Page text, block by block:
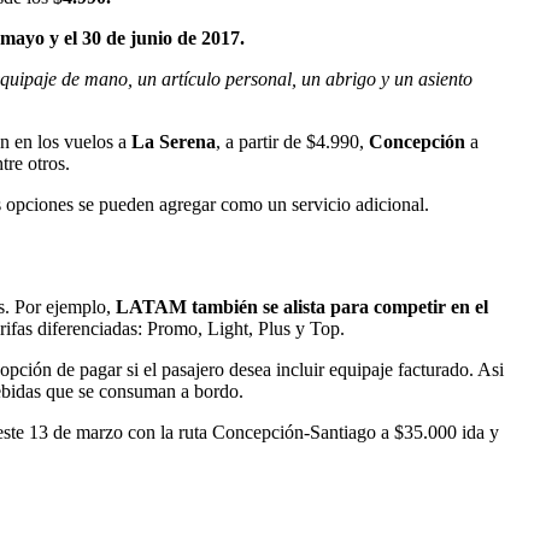
y el 30 de junio de 2017.
de mano, un artículo personal, un abrigo y un asiento
en los vuelos a La Serena, a partir de $4.990, Concepción a
otros.
se pueden agregar como un servicio adicional.
Por ejemplo, LATAM también se alista para competir en el
diferenciadas: Promo, Light, Plus y Top.
de pagar si el pasajero desea incluir equipaje facturado. Asi
que se consuman a bordo.
13 de marzo con la ruta Concepción-Santiago a $35.000 ida y